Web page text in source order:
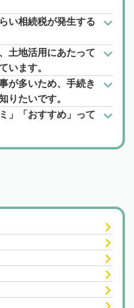
い相続税が発生する
土地活用にあたって
います。
が多いため、手続き
りたいです。
」「おすすめ」って